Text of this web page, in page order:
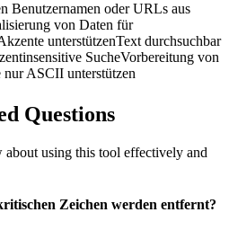
Benutzernamen oder URLs aus
von Daten für
unterstützenText durchsuchbar
SucheVorbereitung von
ASCII unterstützen
Questions
using this tool effectively and
Zeichen werden entfernt?